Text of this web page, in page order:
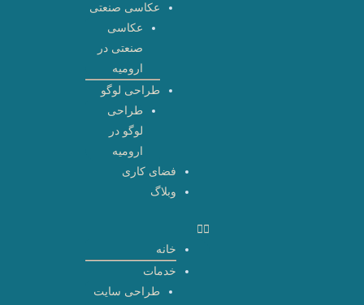
عکاسی صنعتی
عکاسی
صنعتی در
ارومیه
طراحی لوگو
طراحی
لوگو در
ارومیه
فضای کاری
وبلاگ
خانه
خدمات
طراحی سایت